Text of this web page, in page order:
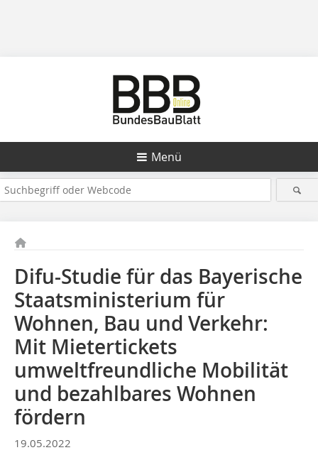
Menü
Difu-Studie für das Bayerische
Staatsministerium für
Wohnen, Bau und Verkehr:
Mit Mietertickets
umweltfreundliche Mobilität
und bezahlbares Wohnen
fördern
19.05.2022